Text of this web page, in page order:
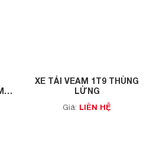
XE TẢI VEAM 1T9 THÙNG
LỬNG
Giá: LIÊN HỆ